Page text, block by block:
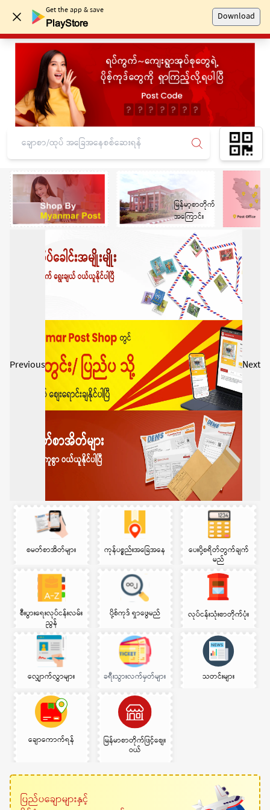
Get the app & save
PlayStore
Download
မြန်မာ့စာတိုက်လုပ်ငန်း
မြန်မာ့စာတိုက်
အကြောင်း
Previous Next
စမတ်စာအိတ်များ ကုန်ပစ္စည်းအခြေအနေ
ပေးပို့စရိတ်တွက်ချက်
မည်
စီးပွားရေးလုပ်ငန်းလမ်း
ညွန်
ပို့စ်ကုဒ် ရှာဖွေမည် လုပ်ငန်းသုံးစာတိုက်ပုံး
လျှောက်လွှာများ ခရီးသွားလက်မှတ်များ သတင်းများ
ချောကောက်ရန်
မြန်မာစာတိုက်ဖြင့်စျေး
ဝယ်
ပြည်ပချောများနှင့်